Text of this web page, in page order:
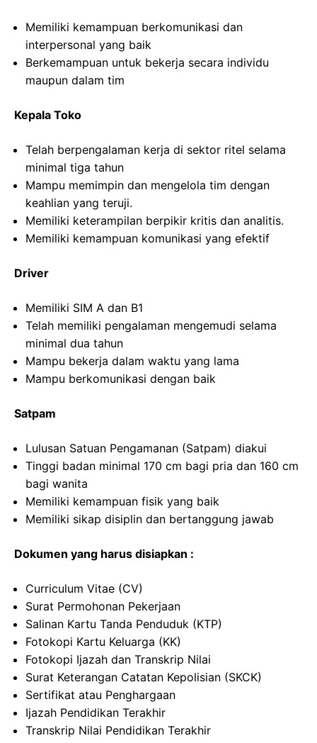
Memiliki kemampuan berkomunikasi dan
interpersonal yang baik
Berkemampuan untuk bekerja secara individu
maupun dalam tim
Kepala Toko
Telah berpengalaman kerja di sektor ritel selama
minimal tiga tahun
Mampu memimpin dan mengelola tim dengan
keahlian yang teruji.
Memiliki keterampilan berpikir kritis dan analitis.
Memiliki kemampuan komunikasi yang efektif
Driver
Memiliki SIM A dan B1
Telah memiliki pengalaman mengemudi selama
minimal dua tahun
Mampu bekerja dalam waktu yang lama
Mampu berkomunikasi dengan baik
Satpam
Lulusan Satuan Pengamanan (Satpam) diakui
Tinggi badan minimal 170 cm bagi pria dan 160 cm
bagi wanita
Memiliki kemampuan fisik yang baik
Memiliki sikap disiplin dan bertanggung jawab
Dokumen yang harus disiapkan :
Curriculum Vitae (CV)
Surat Permohonan Pekerjaan
Salinan Kartu Tanda Penduduk (KTP)
Fotokopi Kartu Keluarga (KK)
Fotokopi Ijazah dan Transkrip Nilai
Surat Keterangan Catatan Kepolisian (SKCK)
Sertifikat atau Penghargaan
Ijazah Pendidikan Terakhir
Transkrip Nilai Pendidikan Terakhir